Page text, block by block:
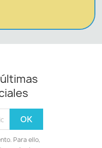
Para ello,